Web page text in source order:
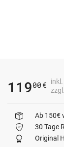
11900 €
zzgl.
Ab 150€
30 Tage
Original